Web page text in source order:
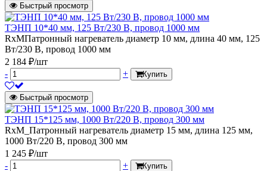
Быстрый просмотр
ТЭНП 10*40 мм, 125 Вт/230 В, провод 1000 мм
RxMПатронный нагреватель диаметр 10 мм, длина 40 мм, 125
Вт/230 В, провод 1000 мм
2 184 ₽/шт
-
+ Купить
Быстрый просмотр
ТЭНП 15*125 мм, 1000 Вт/220 В, провод 300 мм
RxM_Патронный нагреватель диаметр 15 мм, длина 125 мм,
1000 Вт/220 В, провод 300 мм
1 245 ₽/шт
-
+ Купить